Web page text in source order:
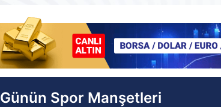
Günün Spor Manşetleri